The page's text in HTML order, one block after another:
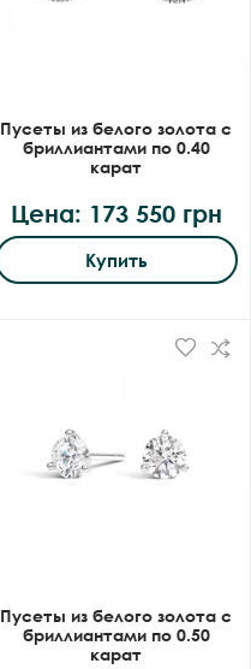
Пусеты из белого золота с
бриллиантами по 0.40
карат
Цена: 173 550 грн
Купить
Пусеты из белого золота с
бриллиантами по 0.50
карат